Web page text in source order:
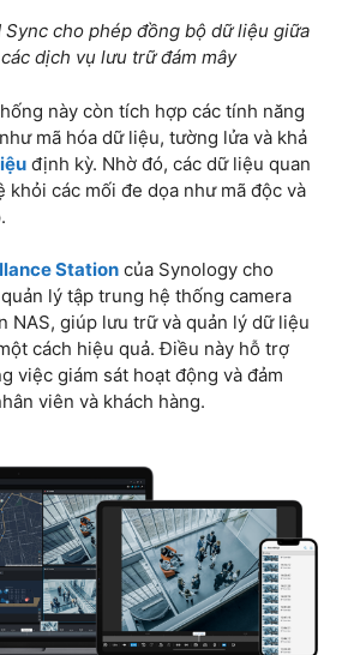
cho phép đồng bộ dữ liệu giữa
dịch vụ lưu trữ đám mây
này còn tích hợp các tính năng
mã hóa dữ liệu, tường lửa và khả
định kỳ. Nhờ đó, các dữ liệu quan
khỏi các mối đe dọa như mã độc và
Station của Synology cho
lý tập trung hệ thống camera
NAS, giúp lưu trữ và quản lý dữ liệu
cách hiệu quả. Điều này hỗ trợ
việc giám sát hoạt động và đảm
viên và khách hàng.​